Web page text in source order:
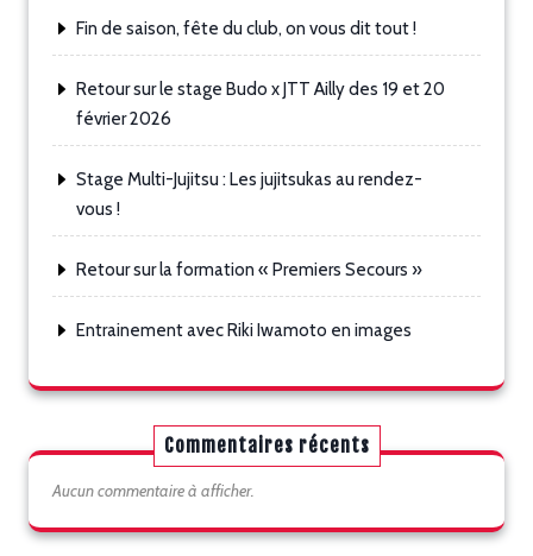
Fin de saison, fête du club, on vous dit tout !
Retour sur le stage Budo x JTT Ailly des 19 et 20
février 2026
Stage Multi-Jujitsu : Les jujitsukas au rendez-
vous !
Retour sur la formation « Premiers Secours »
Entrainement avec Riki Iwamoto en images
Commentaires récents
Aucun commentaire à afficher.